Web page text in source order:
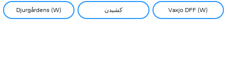
Vaxjo DFF (W) کشیدن Djurgårdens (W)